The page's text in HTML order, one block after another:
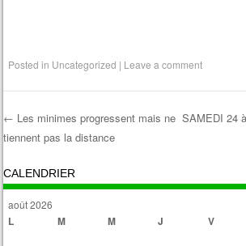
Posted in Uncategorized | Leave a comment
Post navigation
← Les minimes progressent mais ne
tiennent pas la distance
SAMEDI 24
CALENDRIER
août 2026
L M M J V